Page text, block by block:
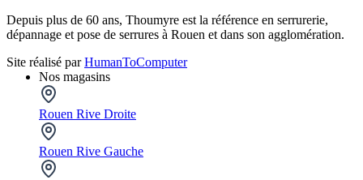
Depuis plus de 60 ans, Thoumyre est la référence en serrurerie,
dépannage et pose de serrures à Rouen et dans son agglomération.
Site réalisé parHumanToComputer
Nos magasins
Rouen Rive Droite
Rouen Rive Gauche